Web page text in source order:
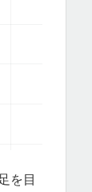
を目